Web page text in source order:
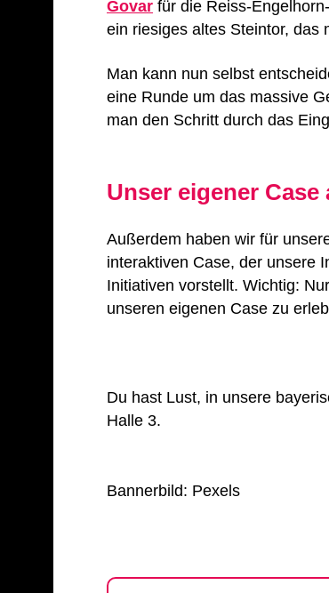
Govar für die Reiss-
ein riesiges altes Steintor, das
Man kann nun selbst
eine Runde um das massive
man den Schritt durch das
Unser eigener
Außerdem haben wir für
interaktiven Case, der unsere
Initiativen vorstellt. Wichtig:
unseren eigenen Case zu
Du hast Lust, in unsere
Halle 3.
Bannerbild: Pexels